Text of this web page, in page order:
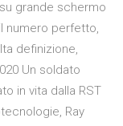
grande schermo
numero perfetto,
definizione,
Un soldato
in vita dalla RST
Ray